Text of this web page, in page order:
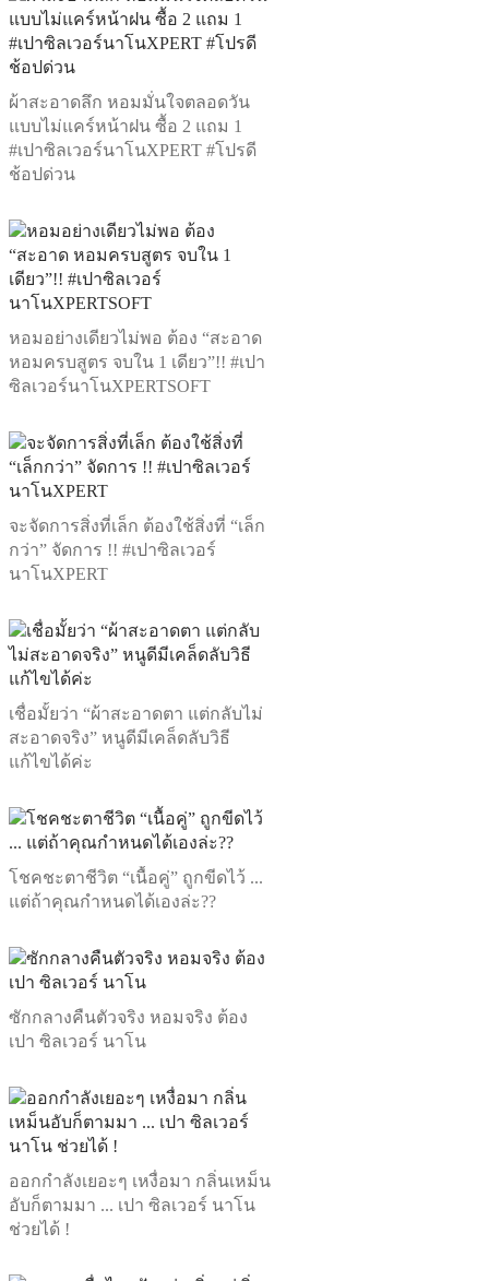
ผ้าสะอาดลึก หอมมั่นใจตลอดวัน
แบบไม่แคร์หน้าฝน ซื้อ 2 แถม 1
#เปาซิลเวอร์นาโนXPERT #โปรดี
ช้อปด่วน
หอมอย่างเดียวไม่พอ ต้อง “สะอาด
หอมครบสูตร จบใน 1 เดียว”!! #เปา
ซิลเวอร์นาโนXPERTSOFT
จะจัดการสิ่งที่เล็ก ต้องใช้สิ่งที่ “เล็ก
กว่า” จัดการ !! #เปาซิลเวอร์
นาโนXPERT
เชื่อมั้ยว่า “ผ้าสะอาดตา แต่กลับไม่
สะอาดจริง” หนูดีมีเคล็ดลับวิธี
แก้ไขได้ค่ะ
โชคชะตาชีวิต “เนื้อคู่” ถูกขีดไว้ ...
แต่ถ้าคุณกำหนดได้เองล่ะ??
ซักกลางคืนตัวจริง หอมจริง ต้อง
เปา ซิลเวอร์ นาโน
ออกกำลังเยอะๆ เหงื่อมา กลิ่นเหม็น
อับก็ตามมา ... เปา ซิลเวอร์ นาโน
ช่วยได้ !